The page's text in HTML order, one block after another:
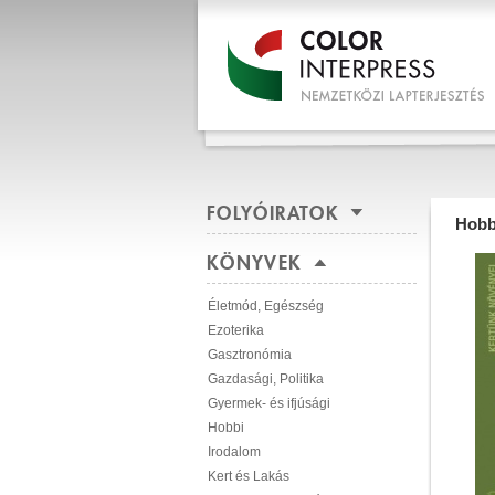
FOLYÓIRATOK
KÖNYVEK
Életmód, Egészség
Ezoterika
Gasztronómia
Gazdasági, Politika
Gyermek- és ifjúsági
Hobbi
Irodalom
Kert és Lakás